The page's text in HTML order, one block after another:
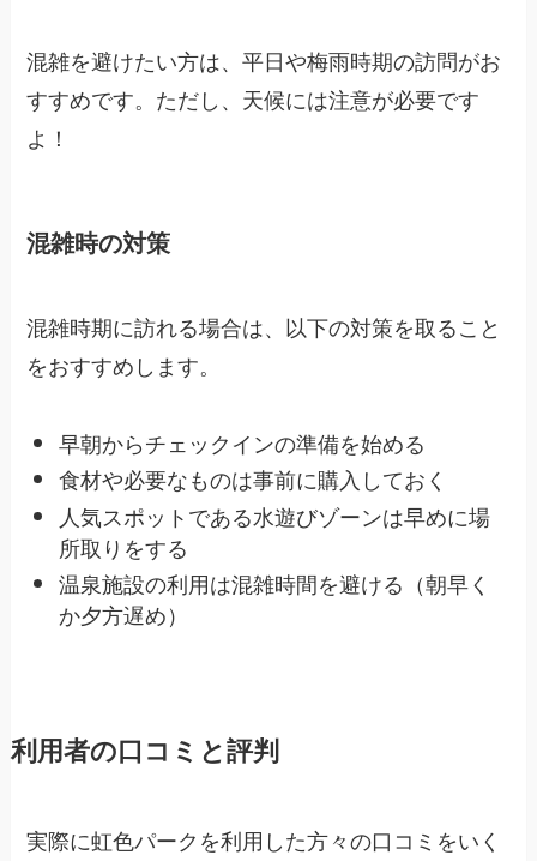
混雑を避けたい方は、平日や梅雨時期の訪問がお
すすめです。ただし、天候には注意が必要です
よ！
混雑時の対策
混雑時期に訪れる場合は、以下の対策を取ること
をおすすめします。
早朝からチェックインの準備を始める
食材や必要なものは事前に購入しておく
人気スポットである水遊びゾーンは早めに場
所取りをする
温泉施設の利用は混雑時間を避ける（朝早く
か夕方遅め）
利用者の口コミと評判
実際に虹色パークを利用した方々の口コミをいく